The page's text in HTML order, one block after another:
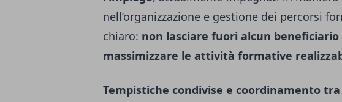
nell’organizzazione e gestione dei percorsi
chiaro: non lasciare fuori alcun
massimizzare le attività formative
Tempistiche condivise e coordinamento